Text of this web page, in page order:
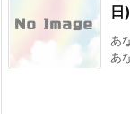
日)
あ
あ